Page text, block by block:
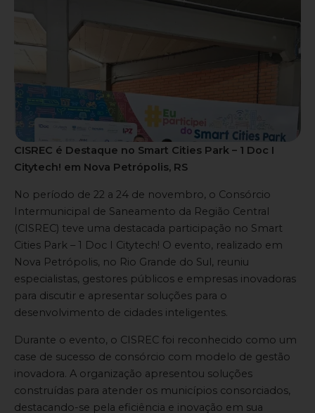
CISREC é Destaque no Smart Cities Park – 1 Doc I
Citytech! em Nova Petrópolis, RS
No período de 22 a 24 de novembro, o Consórcio
Intermunicipal de Saneamento da Região Central
(CISREC) teve uma destacada participação no Smart
Cities Park – 1 Doc I Citytech! O evento, realizado em
Nova Petrópolis, no Rio Grande do Sul, reuniu
especialistas, gestores públicos e empresas inovadoras
para discutir e apresentar soluções para o
desenvolvimento de cidades inteligentes.
Durante o evento, o CISREC foi reconhecido como um
case de sucesso de consórcio com modelo de gestão
inovadora. A organização apresentou soluções
construídas para atender os municípios consorciados,
destacando-se pela eficiência e inovação em sua